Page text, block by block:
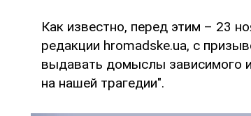
Как известно, перед этим – 23
редакции hromadske.ua, с
выдавать домыслы зависимого
на нашей трагедии".